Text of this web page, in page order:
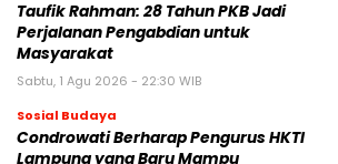
Taufik Rahman: 28 Tahun PKB Jadi
Perjalanan Pengabdian untuk
Masyarakat
Sabtu, 1 Agu 2026 - 22:30 WIB
Sosial Budaya
Condrowati Berharap Pengurus HKTI
Lampung yang Baru Mampu